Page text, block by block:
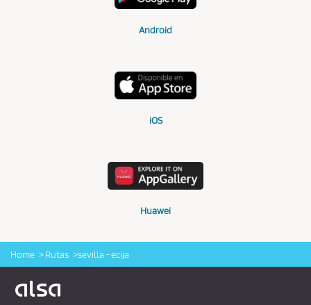
Android
iOS
Huawei
Home Rutas sevilla - ecija
Logo Alsa